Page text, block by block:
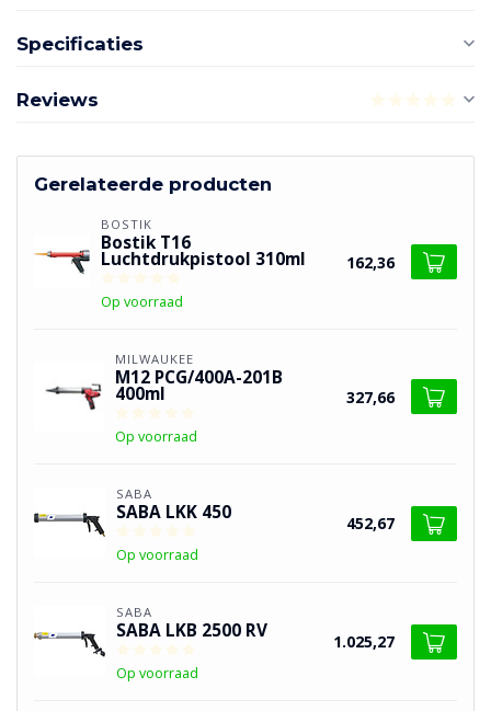
Specificaties
Reviews
Gerelateerde producten
BOSTIK
Bostik T16
Luchtdrukpistool 310ml
Op voorraad
162,36
MILWAUKEE
M12 PCG/400A-201B
400ml
Op voorraad
327,66
SABA
SABA LKK 450
Op voorraad
452,67
SABA
SABA LKB 2500 RV
Op voorraad
1.025,27